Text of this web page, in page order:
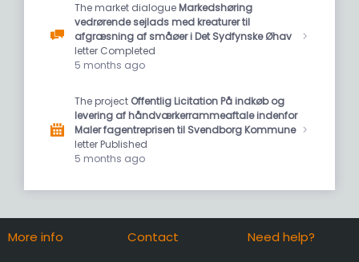
The market dialogueMarkedshøring
vedrørende sejlads med kreaturer til
afgræsning af småøer i Det Sydfynske Øhav
letter Completed
5 months ago
The project Offentlig Licitation På indkøb og
levering af håndværkerrammeaftale indenfor
Maler fagentreprisen til Svendborg Kommune
letter Published
5 months ago
More info Contact Need help?